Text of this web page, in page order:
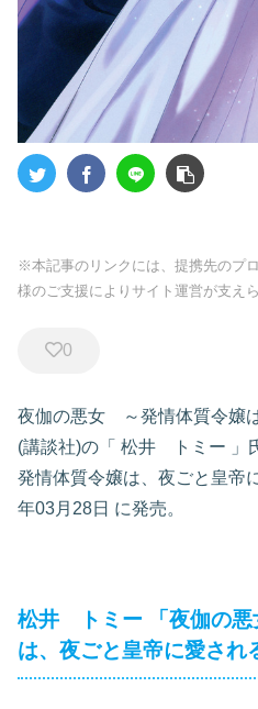
※本記事のリンクには、提携先のプ
様のご支援によりサイト運営が支え
0
夜伽の悪女 ～発情体質令嬢
(講談社)の「 松井 トミー
発情体質令嬢は、夜ごと皇帝
年03月28日 に発売。
松井 トミー
「夜伽の
は、夜ごと皇帝に愛され